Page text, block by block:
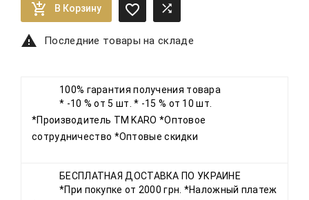
 В Корзину  
 Последние товары на складе
100% гарантия получения товара
* -10 % от 5 шт. * -15 % от 10 шт.
*Производитель ТМ KARO *Оптовое
сотрудничество *Оптовые скидки
БЕСПЛАТНАЯ ДОСТАВКА ПО УКРАИНЕ
*При покупке от 2000 грн. *Наложный платеж